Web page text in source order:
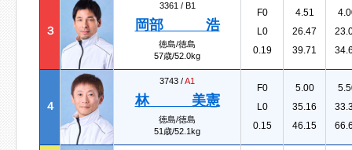
３
3361 / B1
岡部 浩
徳島/徳島
57歳/52.0kg
F0
L0
0.19
4.51
26.47
39.71
４
3743 /A1
林 美憲
徳島/徳島
51歳/52.1kg
F0
L0
0.15
5.00
35.16
46.15